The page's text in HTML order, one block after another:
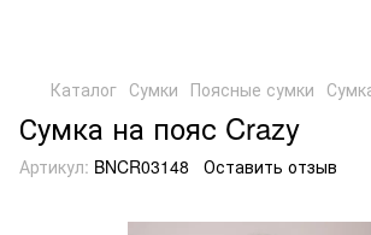
Каталог Сумки Поясные сумки
Сумка на пояс Crazy
Артикул: BNCR03148 Оставить отзыв